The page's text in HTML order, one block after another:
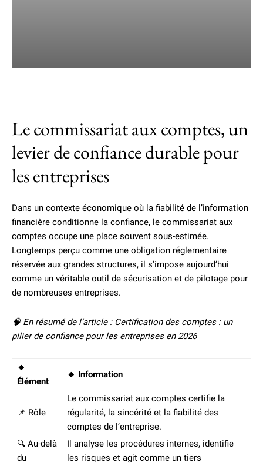
Le commissariat aux comptes, un
levier de confiance durable pour
les entreprises
Dans un contexte économique où la fiabilité de l’information
financière conditionne la confiance, le commissariat aux
comptes occupe une place souvent sous-estimée.
Longtemps perçu comme une obligation réglementaire
réservée aux grandes structures, il s’impose aujourd’hui
comme un véritable outil de sécurisation et de pilotage pour
de nombreuses entreprises.
🧠 En résumé de l’article : Certification des comptes : un
pilier de confiance pour les entreprises en 2026
🔹
Élément
🔸 Information
📌 Rôle
Le commissariat aux comptes certifie la
régularité, la sincérité et la fiabilité des
comptes de l’entreprise.
🔍 Au-delà
du
Il analyse les procédures internes, identifie
les risques et agit comme un tiers